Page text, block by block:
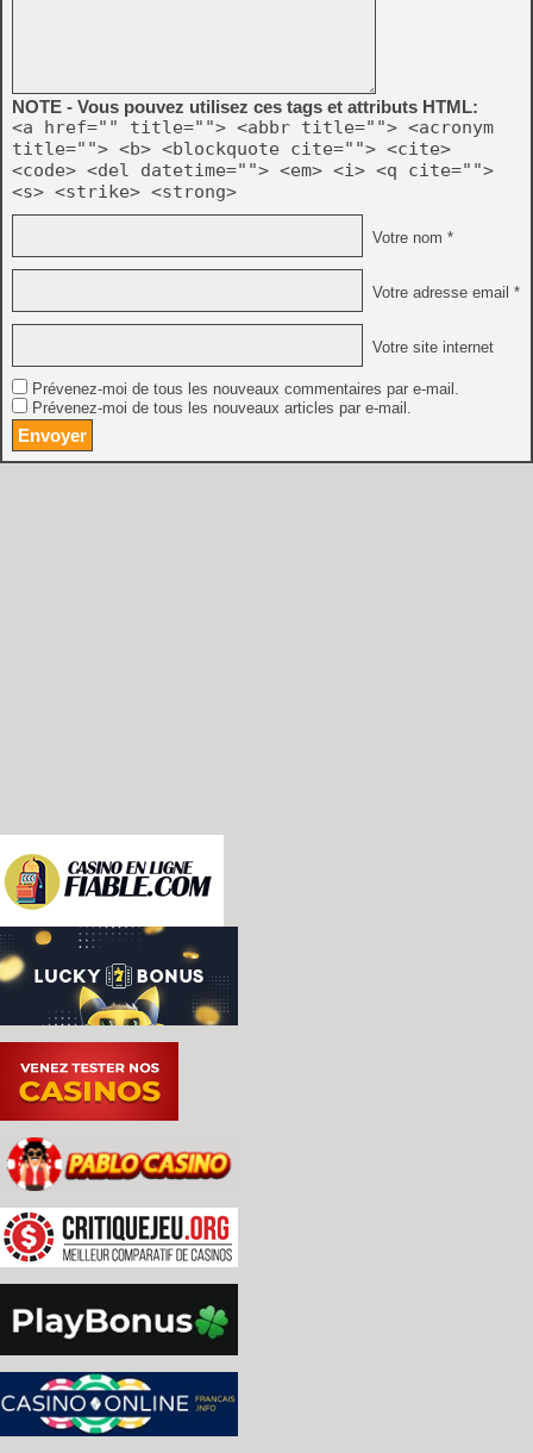
NOTE - Vous pouvez utilisez ces tags et attributs HTML:
<a href="" title=""> <abbr title=""> <acronym
title=""> <b> <blockquote cite=""> <cite>
<code> <del datetime=""> <em> <i> <q cite="">
<s> <strike> <strong>
Votre nom *
Votre adresse email *
Votre site internet
Prévenez-moi de tous les nouveaux commentaires par e-mail.
Prévenez-moi de tous les nouveaux articles par e-mail.